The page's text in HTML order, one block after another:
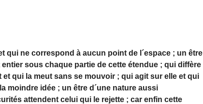
qui ne correspond à aucun point de l´espace ; un être
sous chaque partie de cette étendue ; qui diffère
qui la meut sans se mouvoir ; qui agit sur elle et qui
moindre idée ; un être d´une nature aussi
attendent celui qui le rejette ; car enfin cette